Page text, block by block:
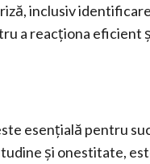
inclusiv
a reacționa eficient
esențială pentru
și onestitate,